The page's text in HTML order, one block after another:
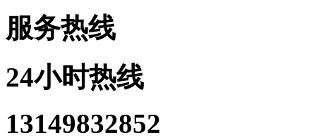
服务热线
24小时热线
13149832852